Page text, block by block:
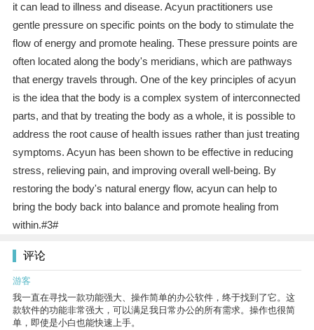
it can lead to illness and disease. Acyun practitioners use
gentle pressure on specific points on the body to stimulate the
flow of energy and promote healing. These pressure points are
often located along the body's meridians, which are pathways
that energy travels through. One of the key principles of acyun
is the idea that the body is a complex system of interconnected
parts, and that by treating the body as a whole, it is possible to
address the root cause of health issues rather than just treating
symptoms. Acyun has been shown to be effective in reducing
stress, relieving pain, and improving overall well-being. By
restoring the body's natural energy flow, acyun can help to
bring the body back into balance and promote healing from
within.#3#
评论
游客
我一直在寻找一款功能强大、操作简单的办公软件，终于找到了它。这
款软件的功能非常强大，可以满足我日常办公的所有需求。操作也很简
单，即使是小白也能快速上手。